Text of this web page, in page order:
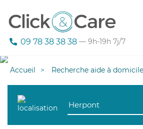
09 78 38 38 38 — 9h-19h 7j/7
Accueil Recherche aide à domicile